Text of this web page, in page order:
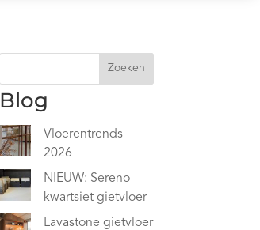
Zoeken
Blog
Vloerentrends
2026
NIEUW: Sereno
kwartsiet gietvloer
Lavastone gietvloer